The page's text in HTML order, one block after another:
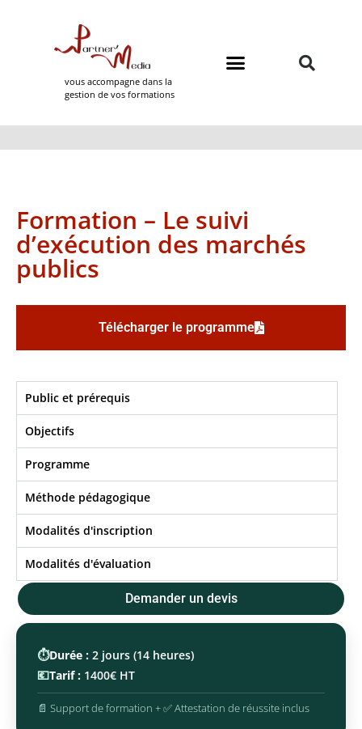
vous accompagne dans la
gestion de vos formations
Formation – Le suivi
d’exécution des marchés
publics
Télécharger le programme
Public et prérequis
Objectifs​
Programme
Méthode pédagogique
Modalités d'inscription
Modalités d'évaluation
Demander un devis
⏱️Durée : 2 jours (14 heures)
💶Tarif : 1400€ HT
📄 Support de formation + ✅ Attestation de réussite inclus